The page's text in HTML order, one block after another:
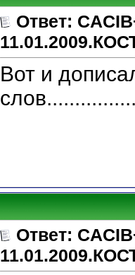
Ответ:
Вот и
Ответ: